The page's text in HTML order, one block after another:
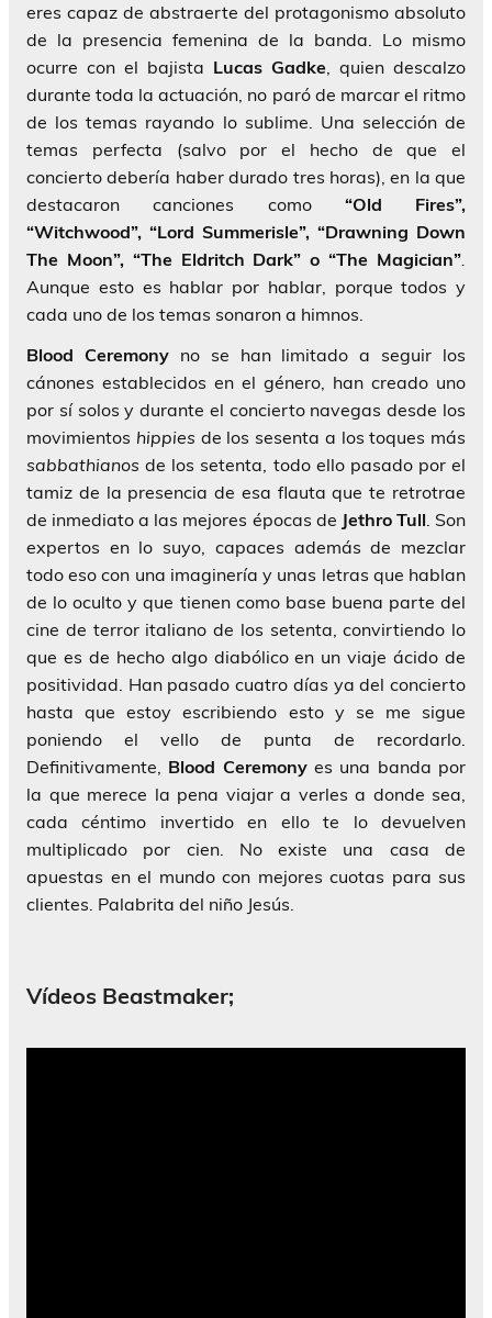
eres capaz de abstraerte del protagonismo absoluto
de la presencia femenina de la banda. Lo mismo
ocurre con el bajista Lucas Gadke, quien descalzo
durante toda la actuación, no paró de marcar el ritmo
de los temas rayando lo sublime. Una selección de
temas perfecta (salvo por el hecho de que el
concierto debería haber durado tres horas), en la que
destacaron canciones como “Old Fires”,
“Witchwood”, “Lord Summerisle”, “Drawning Down
The Moon”, “The Eldritch Dark” o “The Magician”.
Aunque esto es hablar por hablar, porque todos y
cada uno de los temas sonaron a himnos.
Blood Ceremonyno se han limitado a seguir los
cánones establecidos en el género, han creado uno
por sí solos y durante el concierto navegas desde los
movimientos hippies de los sesenta a los toques más
sabbathianos de los setenta, todo ello pasado por el
tamiz de la presencia de esa flauta que te retrotrae
de inmediato a las mejores épocas de Jethro Tull. Son
expertos en lo suyo, capaces además de mezclar
todo eso con una imaginería y unas letras que hablan
de lo oculto y que tienen como base buena parte del
cine de terror italiano de los setenta, convirtiendo lo
que es de hecho algo diabólico en un viaje ácido de
positividad. Han pasado cuatro días ya del concierto
hasta que estoy escribiendo esto y se me sigue
poniendo el vello de punta de recordarlo.
Definitivamente, Blood Ceremonyes una banda por
la que merece la pena viajar a verles a donde sea,
cada céntimo invertido en ello te lo devuelven
multiplicado por cien. No existe una casa de
apuestas en el mundo con mejores cuotas para sus
clientes. Palabrita del niño Jesús.
Vídeos Beastmaker;